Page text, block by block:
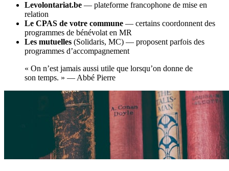
Levolontariat.be — plateforme francophone de mise en
relation
Le CPAS de votre commune — certains coordonnent des
programmes de bénévolat en MR
Les mutuelles (Solidaris, MC) — proposent parfois des
programmes d’accompagnement
« On n’est jamais aussi utile que lorsqu’on donne de
son temps. » — Abbé Pierre